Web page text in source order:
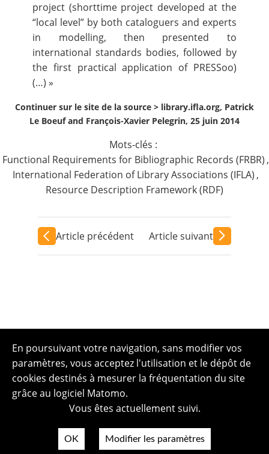
project (shorttime project developed at the
“local level” by both cataloguers and experts
in modelling, then presented to
international standards bodies, followed by
the first practical application of PRESSoo)
(…) »
Continuer sur le site de la source > library.ifla.org, Patrick
Le Boeuf and François-Xavier Pelegrin, 25 juin 2014
Mots-clés :
Functional Requirements for Bibliographic Records (FRBR) ,
International Federation of Library Associations (IFLA) ,
Resource Description Framework (RDF)
Article précédent Article suivant
En poursuivant votre navigation, sans modifier vos
paramètres, vous acceptez l'utilisation et le dépôt de
cookies destinés à mesurer la fréquentation du site
grâce au logiciel Matomo.
Vous êtes actuellement suivi.
OK Modifier les paramètres